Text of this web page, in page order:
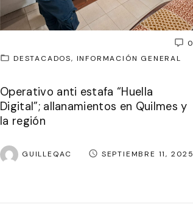
0
DESTACADOS
INFORMACIÓN GENERAL
Operativo anti estafa “Huella
Digital”; allanamientos en Quilmes y
la región
GUILLEQAC SEPTIEMBRE 11, 2025